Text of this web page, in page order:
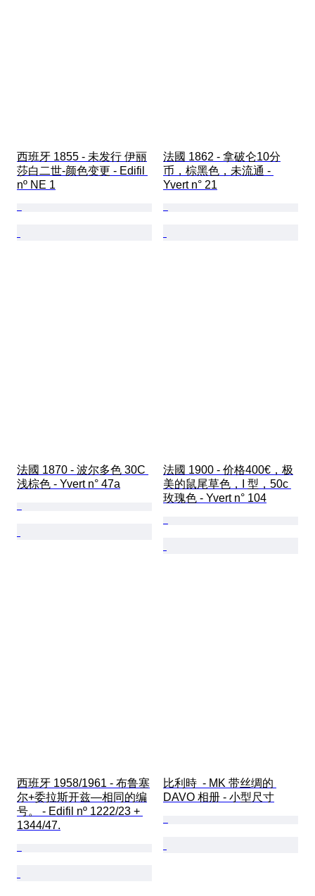
西班牙 1855 - 未发行 伊丽
莎白二世-颜色变更 - Edifil
nº NE 1
法國 1862 - 拿破仑10分
币，棕黑色，未流通 -
Yvert n° 21
法國 1870 - 波尔多色 30C
浅棕色 - Yvert n° 47a
法國 1900 - 价格400€，极
美的鼠尾草色，I 型，50c
玫瑰色 - Yvert n° 104
西班牙 1958/1961 - 布鲁塞
尔+委拉斯开兹—相同的编
号。 - Edifil nº 1222/23 +
1344/47.
比利時  - MK 带丝绸的
DAVO 相册 - 小型尺寸